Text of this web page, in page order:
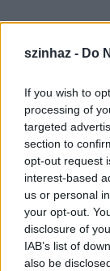
szinhaz - Do
If you wish to
processing of
targeted
section to
opt-out request
interest-based
us or personal
your opt-out.
disclosure of
IAB’s list of
also be